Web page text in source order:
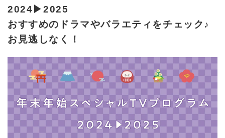
2024▶2025
おすすめのドラマやバラエティをチェック♪
お見逃しなく！